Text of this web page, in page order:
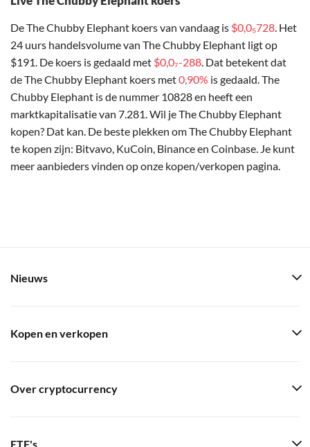
De The Chubby Elephant koers van vandaag is $0,0₅728. Het
24 uurs handelsvolume van The Chubby Elephant ligt op
$191. De koers is gedaald met $0,0₇-288. Dat betekent dat
de The Chubby Elephant koers met0,90% is gedaald. The
Chubby Elephant is de nummer 10828 en heeft een
marktkapitalisatie van 7.281. Wil je The Chubby Elephant
kopen? Dat kan. De beste plekken om The Chubby Elephant
te kopen zijn: Bitvavo, KuCoin, Binance en Coinbase. Je kunt
meer aanbieders vinden op onze kopen/verkopen pagina.
Nieuws
Kopen en verkopen
Over cryptocurrency
ETF's